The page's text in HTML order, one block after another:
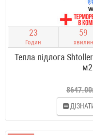
23
Годин
59
хвилин
Тепла підлога